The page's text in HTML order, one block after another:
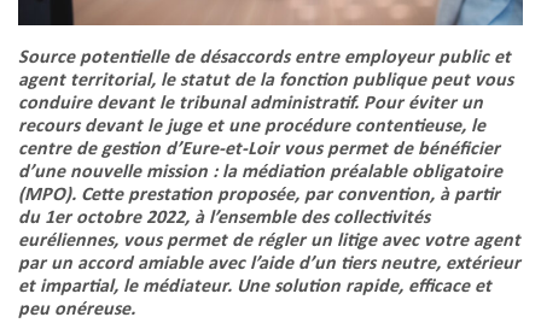
Source potentielle de désaccords entre employeur public et
agent territorial, le statut de la fonction publique peut vous
conduire devant le tribunal administratif. Pour éviter un
recours devant le juge et une procédure contentieuse, le
centre de gestion d’Eure-et-Loir vous permet de bénéficier
d’une nouvelle mission : la médiation préalable obligatoire
(MPO). Cette prestation proposée, par convention, à partir
du 1er octobre 2022, à l’ensemble des collectivités
euréliennes, vous permet de régler un litige avec votre agent
par un accord amiable avec l’aide d’un tiers neutre, extérieur
et impartial, le médiateur. Une solution rapide, efficace et
peu onéreuse.